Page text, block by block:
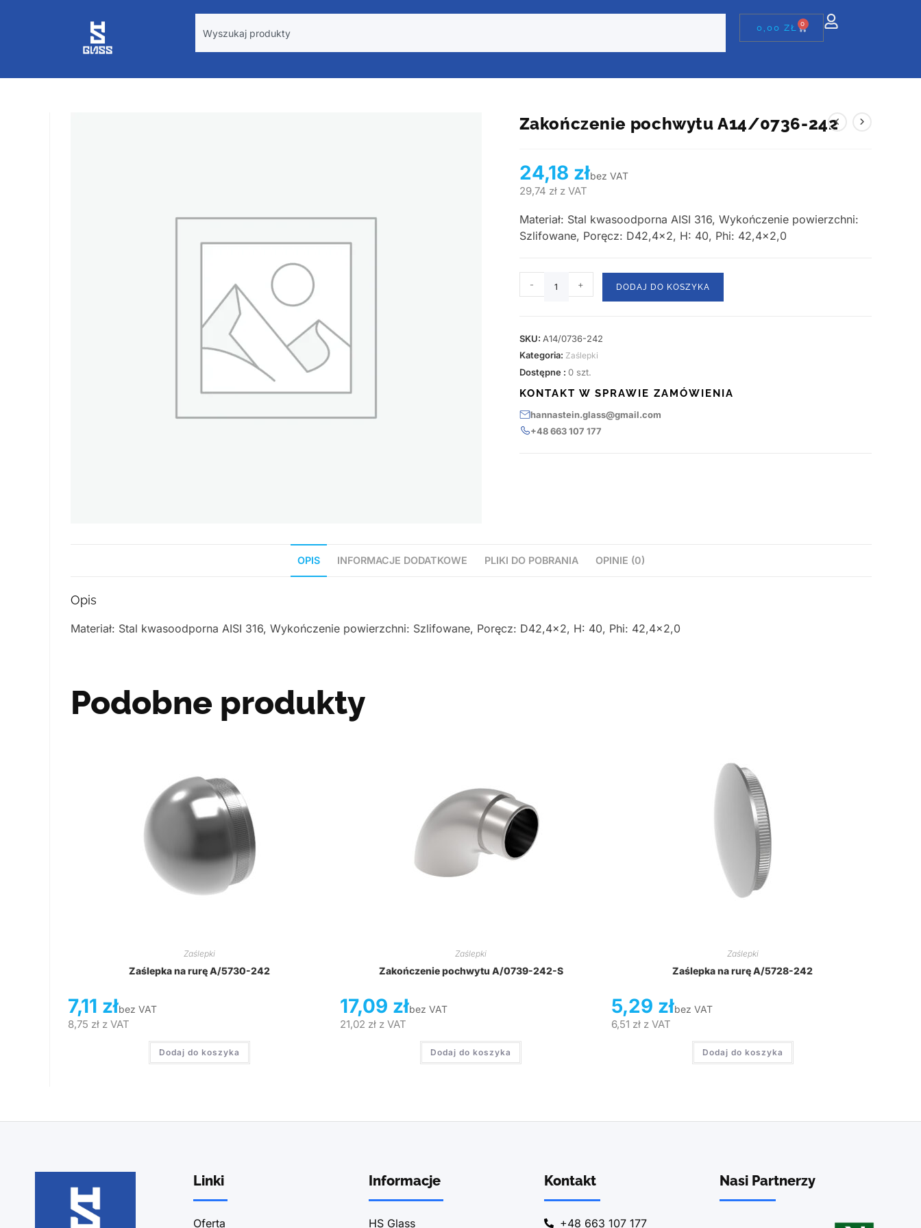
0,00ZŁ 0
Zakończenie pochwytu A14/0736-242
24,18 złbez VAT
29,74 złz VAT
Materiał: Stal kwasoodporna AISI 316, Wykończenie powierzchni:
Szlifowane, Poręcz: D42,4×2, H: 40, Phi: 42,4×2,0
- + DODAJ DO KOSZYKA
SKU: A14/0736-242
Kategoria: Zaślepki
Dostępne : 0 szt.
KONTAKT W SPRAWIE ZAMÓWIENIA
hannastein.glass@gmail.com
+48 663 107 177
OPIS INFORMACJE DODATKOWE PLIKI DO POBRANIA OPINIE (0)
Opis
Materiał: Stal kwasoodporna AISI 316, Wykończenie powierzchni: Szlifowane, Poręcz: D42,4×2, H: 40, Phi: 42,4×2,0
Podobne produkty
Zaślepki
Zaślepka na rurę A/5730-242
7,11 złbez VAT
8,75 zł z VAT
Dodaj do koszyka
Zaślepki
Zakończenie pochwytu A/0739-242-S
17,09 złbez VAT
21,02 złz VAT
Dodaj do koszyka
Zaślepki
Zaślepka na rurę A/5728-242
5,29 złbez VAT
6,51 złz VAT
Dodaj do koszyka
Linki
Oferta
Informacje
HS Glass
Kontakt
+48 663 107 177
Nasi Partnerzy